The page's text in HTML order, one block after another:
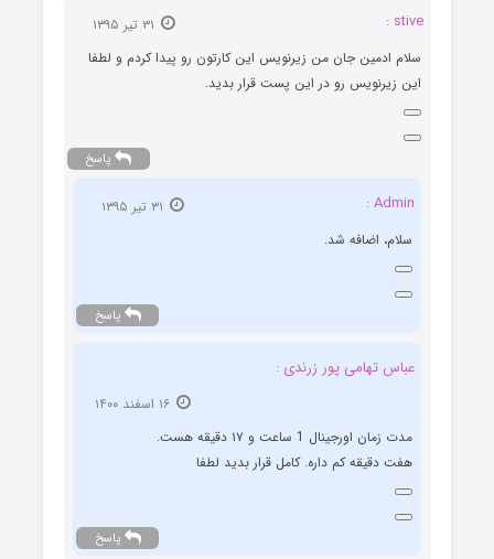
stive :
سلام ادمین جان من زیرنویس این کارتون رو پیدا کردم و لطفا
این زیرنویس رو در این پست قرار بدید.
پاسخ
Admin :
سلام، اضافه شد.
پاسخ
عباس تهامی پور زرندی :
مدت زمان اورجینال 1 ساعت و ۱۷ دقیقه هست.
هفت دقیقه کم داره. کامل قرار بدید لطفا
پاسخ